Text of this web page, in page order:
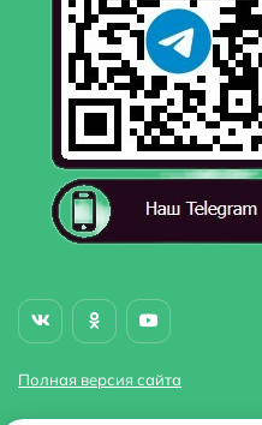
Полная версия сайта